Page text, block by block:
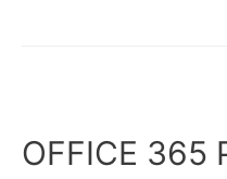
OFFICE 365